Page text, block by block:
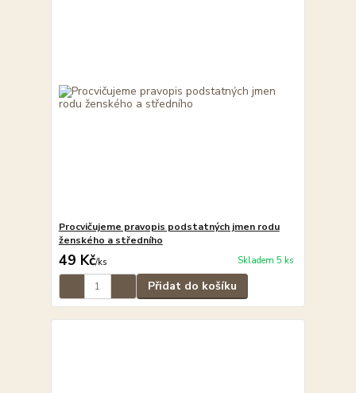
Procvičujeme pravopis podstatných jmen rodu
ženského a středního
49 Kč/ks Skladem 5 ks
Přidat do košíku